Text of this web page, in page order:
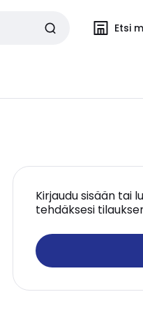
Etsi
Kirjaudu sisään tai
tehdäksesi